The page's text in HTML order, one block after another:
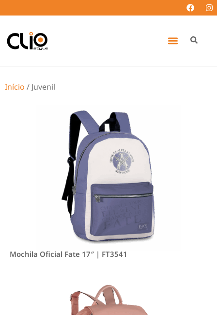
Início / Juvenil
Mochila Oficial Fate 17″ | FT3541